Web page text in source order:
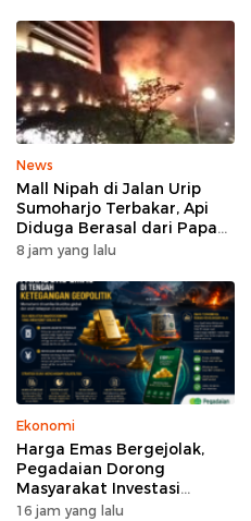
News
Mall Nipah di Jalan Urip
Sumoharjo Terbakar, Api
Diduga Berasal dari Papan
Reklame
8 jam yang lalu
Ekonomi
Harga Emas Bergejolak,
Pegadaian Dorong
Masyarakat Investasi
Secara Bertahap
16 jam yang lalu